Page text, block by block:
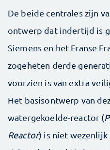
De beide centrales zijn
ontwerp dat indertijd is
Siemens en het Franse
zogeheten derde
voorzien is van extra
Het basisontwerp van
watergekoelde-reactor (
Reactor) is niet wezenlijk